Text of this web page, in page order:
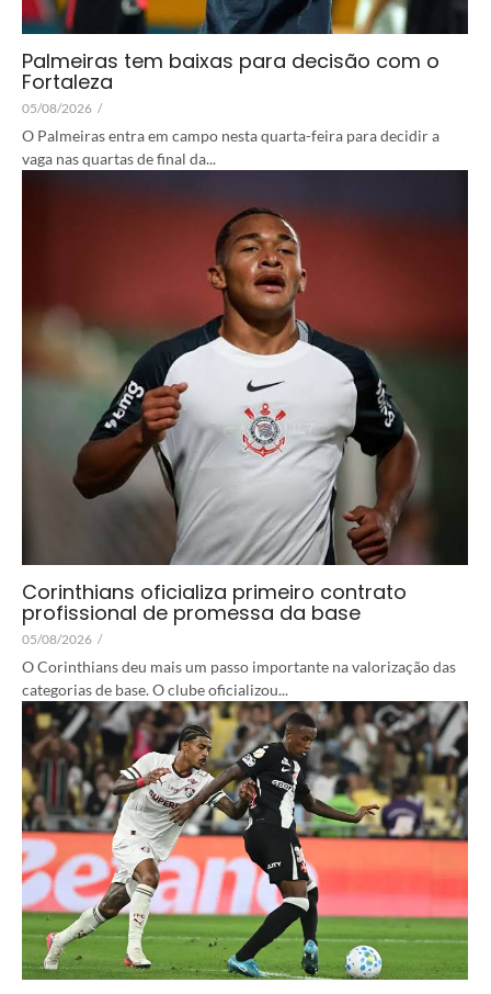
Palmeiras tem baixas para decisão com o
Fortaleza
05/08/2026 /
O Palmeiras entra em campo nesta quarta-feira para decidir a
vaga nas quartas de final da...
Corinthians oficializa primeiro contrato
profissional de promessa da base
05/08/2026 /
O Corinthians deu mais um passo importante na valorização das
categorias de base. O clube oficializou...